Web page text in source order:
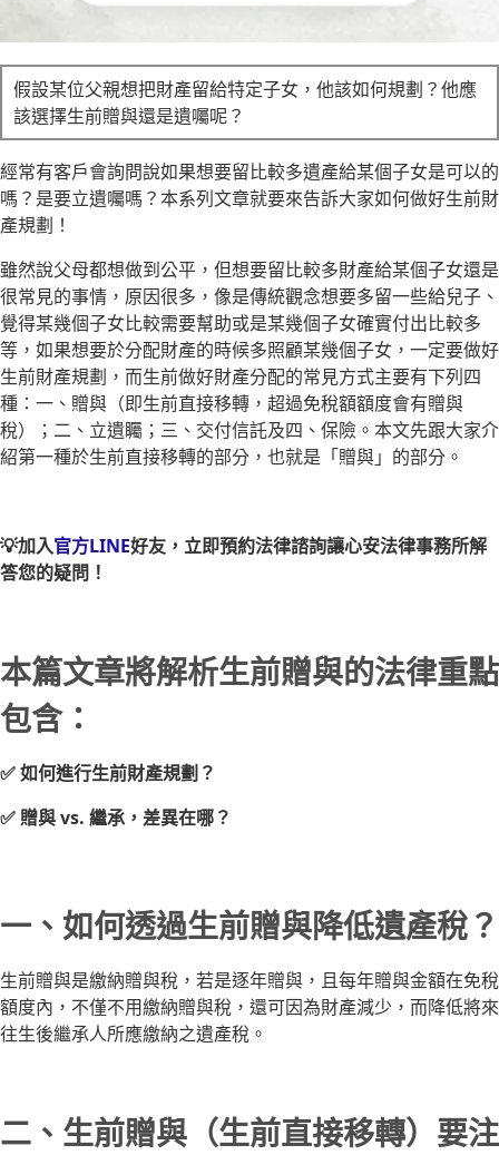
假設某位父親想把財產留給特定子女，他該如何規劃？他應
該選擇生前贈與還是遺囑呢？
經常有客戶會詢問說如果想要留比較多遺產給某個子女是可以的
嗎？是要立遺囑嗎？本系列文章就要來告訴大家如何做好生前財
產規劃！
雖然說父母都想做到公平，但想要留比較多財產給某個子女還是
很常見的事情，原因很多，像是傳統觀念想要多留一些給兒子、
覺得某幾個子女比較需要幫助或是某幾個子女確實付出比較多
等，如果想要於分配財產的時候多照顧某幾個子女，一定要做好
生前財產規劃，而生前做好財產分配的常見方式主要有下列四
種：一、贈與（即生前直接移轉，超過免稅額額度會有贈與
稅）；二、立遺矚；三、交付信託及四、保險。本文先跟大家介
紹第一種於生前直接移轉的部分，也就是「贈與」的部分。
💡加入官方LINE好友，立即預約法律諮詢讓心安法律事務所解
答您的疑問！
本篇文章將解析生前贈與的法律重點
包含：
✅ 如何進行生前財產規劃？
✅ 贈與 vs. 繼承，差異在哪？
一、如何透過生前贈與降低遺產稅？
生前贈與是繳納贈與稅，若是逐年贈與，且每年贈與金額在免稅
額度內，不僅不用繳納贈與稅，還可因為財產減少，而降低將來
往生後繼承人所應繳納之遺產稅。
二、生前贈與（生前直接移轉）要注